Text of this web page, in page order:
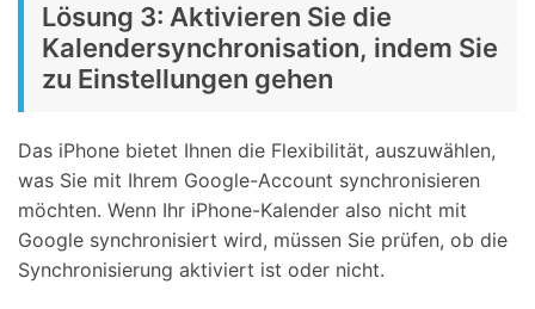
Lösung 3: Aktivieren Sie die
Kalendersynchronisation, indem Sie
zu Einstellungen gehen
Das iPhone bietet Ihnen die Flexibilität, auszuwählen,
was Sie mit Ihrem Google-Account synchronisieren
möchten. Wenn Ihr iPhone-Kalender also nicht mit
Google synchronisiert wird, müssen Sie prüfen, ob die
Synchronisierung aktiviert ist oder nicht.